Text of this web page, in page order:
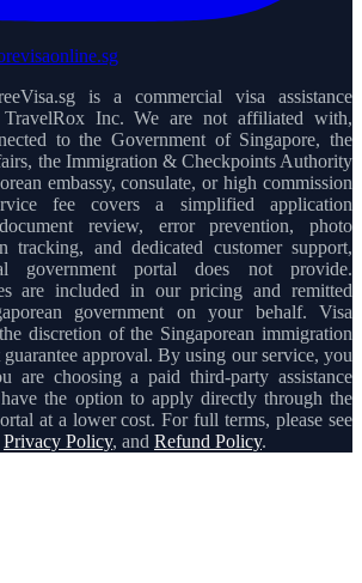
is a commercial visa assistance
TravelRox Inc. We are not affiliated with,
to the Government of Singapore, the
the Immigration & Checkpoints Authority
embassy, consulate, or high commission
fee covers a simplified application
review, error prevention, photo
tracking, and dedicated customer support,
government portal does not provide.
are included in our pricing and remitted
government on your behalf. Visa
discretion of the Singaporean immigration
approval. By using our service, you
are choosing a paid third-party assistance
the option to apply directly through the
at a lower cost. For full terms, please see
Privacy Policy, and Refund Policy.